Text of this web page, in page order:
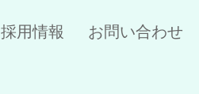
採用情報 お問い合わせ